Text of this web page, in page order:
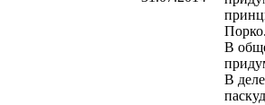
В
В